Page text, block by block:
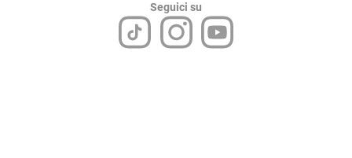
Seguici su